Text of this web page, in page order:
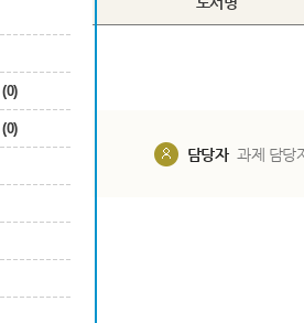
(0)
(0)
담당자 과제 담당